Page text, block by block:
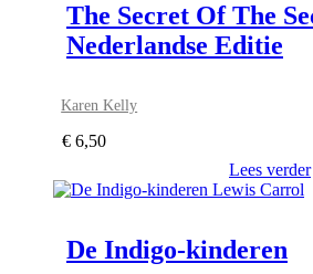
The Secret Of The
Nederlandse Editie
Karen Kelly
€ 6,50
Lees verder
De Indigo-kinderen